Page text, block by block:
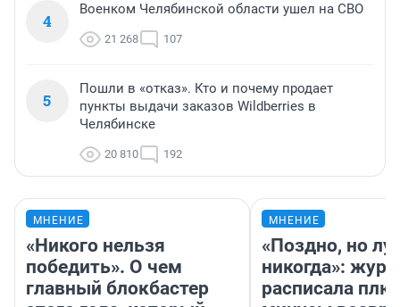
4
Военком Челябинской области ушел на СВО
21 268 107
5
Пошли в «отказ». Кто и почему продает
пункты выдачи заказов Wildberries в
Челябинске
20 810 192
МНЕНИЕ
«Никого нельзя
победить». О чем
главный блокбастер
МНЕНИЕ
«Поздно, но
никогда»:
расписала